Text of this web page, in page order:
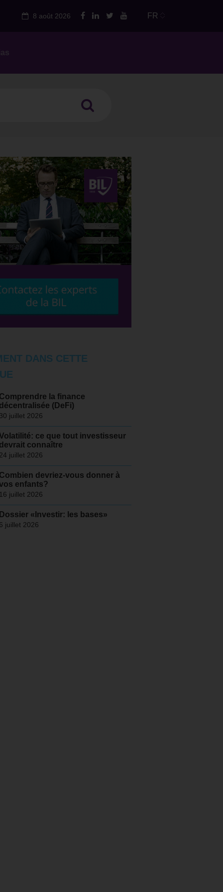
FR
8 août 2026
DANS CETTE
la finance
(DeFi)
juillet 2026
ce que tout investisseur
connaître
juillet 2026
devriez-vous donner à
enfants?
juillet 2026
«Investir: les bases»
juillet 2026